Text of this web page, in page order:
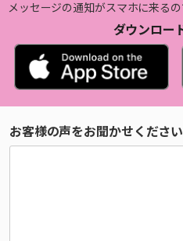
メッセージの通知がスマホに来るの
ダウンロー
お客様の声をお聞かせください